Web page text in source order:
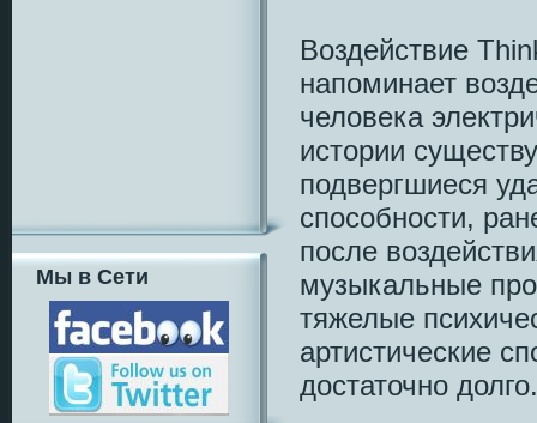
Мы в Сети
Воздействие
напоминает
человека
истории
подвергшиеся
способности,
после
музыкальные
тяжелые
артистические
достаточно долго.